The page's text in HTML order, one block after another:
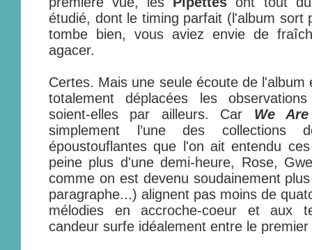
étudié, dont le timing parfait (l'album sort
tombe bien, vous aviez envie de
agacer.
Certes. Mais une seule écoute de
totalement déplacées les
soient-elles par ailleurs. Car We
simplement l’une des collections
époustouflantes que l'on ait entendu
peine plus d'une demi-heure, Rose,
comme on est devenu soudainement
paragraphe...) alignent pas moins de
mélodies en accroche-coeur et aux
candeur surfe idéalement entre le